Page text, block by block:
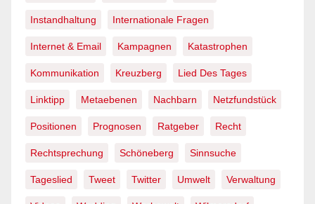
Instandhaltung Internationale Fragen
Internet & Email Kampagnen Katastrophen
Kommunikation Kreuzberg Lied Des Tages
Linktipp Metaebenen Nachbarn Netzfundstück
Positionen Prognosen Ratgeber Recht
Rechtsprechung Schöneberg Sinnsuche
Tageslied Tweet Twitter Umwelt Verwaltung